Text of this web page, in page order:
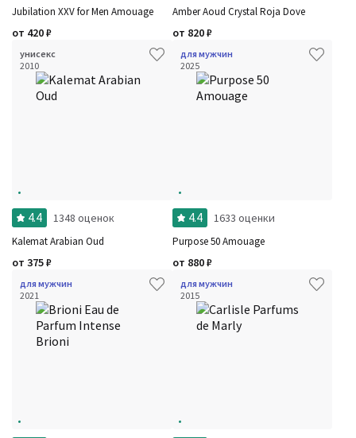
Фильтры
Jubilation XXV for Men Amouage
от 420₽
Amber Aoud Crystal Roja Dove
от 820₽
унисекс
2010
4.4 1348 оценок
Kalemat Arabian Oud
от 375₽
для мужчин
2025
4.4 1633 оценки
Purpose 50 Amouage
от 880₽
для мужчин
2021
для мужчин
2015